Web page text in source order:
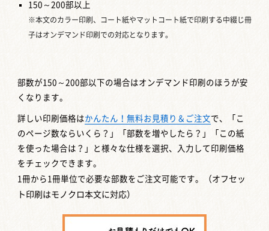
150～200部以上
※本文のカラー印刷、コート紙やマットコート紙で印刷する中綴じ冊
子はオンデマンド印刷での対応となります。
部数が150～200部以下の場合はオンデマンド印刷のほうが安
くなります。
詳しい印刷価格はかんたん！無料お見積り＆ご注文で、「こ
のページ数ならいくら？」「部数を増やしたら？」「この紙
を使った場合は？」と様々な仕様を選択、入力して印刷価格
をチェックできます。
1冊から1冊単位で必要な部数をご注文可能です。
（オフセッ
ト印刷はモノクロ本文に対応）